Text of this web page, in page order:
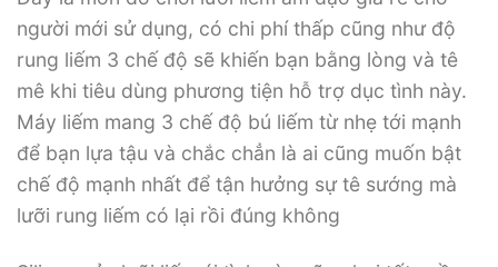
người mới sử dụng, có chi phí thấp cũng như độ
rung liếm 3 chế độ sẽ khiến bạn bằng lòng và tê
mê khi tiêu dùng phương tiện hỗ trợ dục tình này.
Máy liếm mang 3 chế độ bú liếm từ nhẹ tới mạnh
để bạn lựa tậu và chắc chẳn là ai cũng muốn bật
chế độ mạnh nhất để tận hưởng sự tê sướng mà
lưỡi rung liếm có lại rồi đúng không